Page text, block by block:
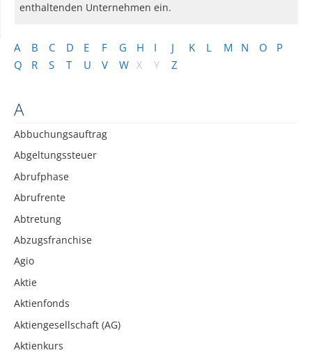
A B C D E F G H I J K L M N O
P
Q
R S T U V W X Y Z
A
Abbuchungsauftrag
Abgeltungssteuer
Abrufphase
Abrufrente
Abtretung
Abzugsfranchise
Agio
Aktie
Aktienfonds
Aktiengesellschaft (AG)
Aktienkurs
enthaltenden Unternehmen ein.